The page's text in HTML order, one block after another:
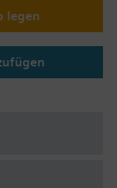
legen